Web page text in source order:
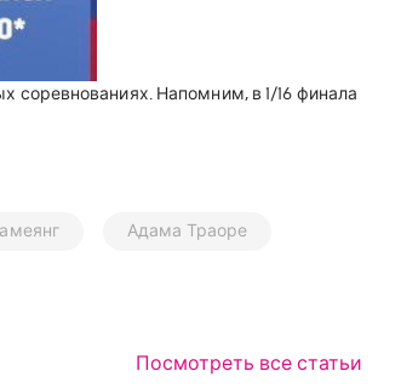
соревнованиях. Напомним, в 1/16 финала
Адама Траоре
Посмотреть все статьи